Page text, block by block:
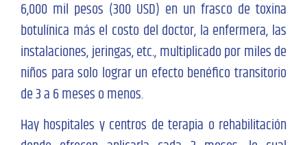
6,000 mil pesos (300 USD) en un frasco de toxina
botulínica más el costo del doctor, la enfermera, las
instalaciones, jeringas, etc., multiplicado por miles de
niños para solo lograr un efecto benéfico transitorio
de 3 a 6 meses o menos.
Hay hospitales y centros de terapia o rehabilitación